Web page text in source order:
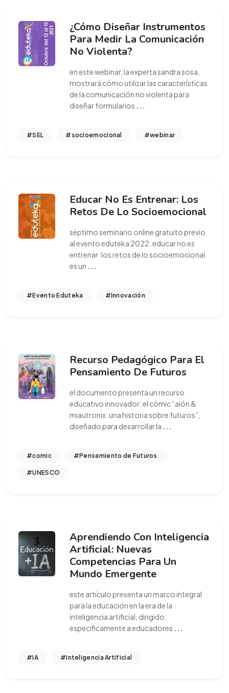
¿Cómo Diseñar Instrumentos
Para Medir La Comunicación
No Violenta?
en este webinar, la experta sandra sosa,
mostrará cómo utilizar las características
de la comunicación no violenta para
diseñar formularios ...
#SEL #socioemocional #webinar
Educar No Es Entrenar: Los
Retos De Lo Socioemocional
séptimo seminario online gratuito previo
al evento eduteka 2022. educar no es
entrenar: los retos de lo socioemocional
es un ...
#Evento Eduteka #Innovación
Recurso Pedagógico Para El
Pensamiento De Futuros
el documento presenta un recurso
educativo innovador: el cómic “aión &
miautronix: una historia sobre futuros”,
diseñado para desarrollar la ...
#comic #Pensamiento de Futuros
#UNESCO
Aprendiendo Con Inteligencia
Artificial: Nuevas
Competencias Para Un
Mundo Emergente
este artículo presenta un marco integral
para la educación en la era de la
inteligencia artificial, dirigido
específicamente a educadores ...
#IA #Inteligencia Artificial